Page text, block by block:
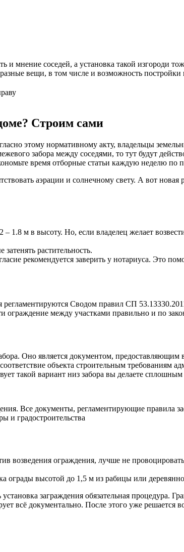
мнение соседей, а установка такой изгороди
вещи, в том числе и возможность постройки
Строим сами
этому нормативному акту, владельцы
забора между соседями, то тут будут
время отборные статьи каждую неделю по
аэрации и солнечному свету. А вот новая
1.8 м в высоту. Но, если владелец желает
растительность.
рекомендуется заверить у нотариуса. Это
Сводом правил СП
между участками правильно и по
Оно является документом, предоставляющим
объекта строительным требованиям
такой вариант низ забора вы делаете сплошным
Все документы, регламентирующие правила
и градостроительства
возведения ограждения, лучше не
ограды высотой до 1,5 м из рабицы или
заграждения обязательная процедура.
всё документально. После этого уже решается